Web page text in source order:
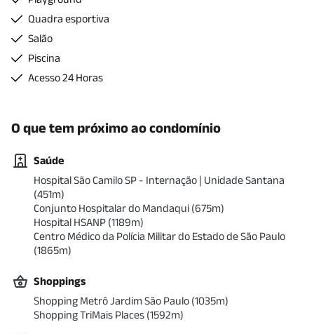
Quadra esportiva
Salão
Piscina
Acesso 24 Horas
O que tem próximo ao condomínio
Saúde
Hospital São Camilo SP - Internação | Unidade Santana
(451m)
Conjunto Hospitalar do Mandaqui (675m)
Hospital HSANP (1189m)
Centro Médico da Polícia Militar do Estado de São Paulo
(1865m)
Shoppings
Shopping Metrô Jardim São Paulo (1035m)
Shopping TriMais Places (1592m)